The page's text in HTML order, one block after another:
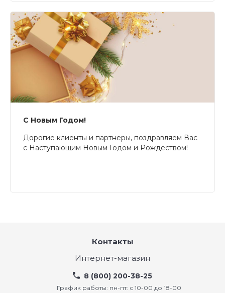
С Новым Годом!
Дорогие клиенты и партнеры, поздравляем Вас
с Наступающим Новым Годом и Рождеством!
Контакты
Интернет-магазин
8 (800) 200-38-25
График работы: пн-пт: с 10-00 до 18-00